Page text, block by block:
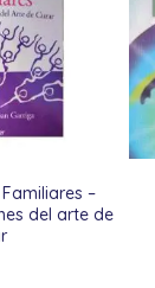
–
del arte de